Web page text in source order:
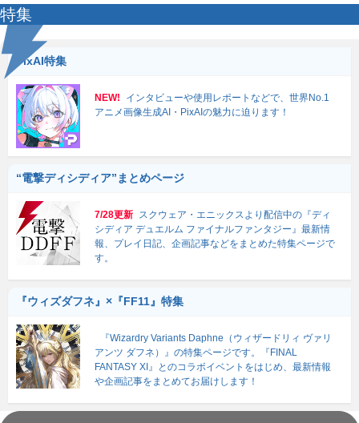
特集
PixAI特集
NEW!
インタビューや使用レポートなどで、世界No.1
アニメ画像生成AI・PixAIの魅力に迫ります！
“電撃ディシディア”まとめページ
7/28更新 スクウェア・エニックスより配信中の『ディ
シディア デュエルム ファイナルファンタジー』最新情
報、プレイ日記、企画記事などをまとめた特集ページで
す。
『ウィズダフネ』×『FF11』特集
『Wizardry Variants Daphne（ウィザードリィ ヴァリ
アンツ ダフネ）』の特集ページです。『FINAL
FANTASY XI』とのコラボイベントをはじめ、最新情報
や企画記事をまとめてお届けします！